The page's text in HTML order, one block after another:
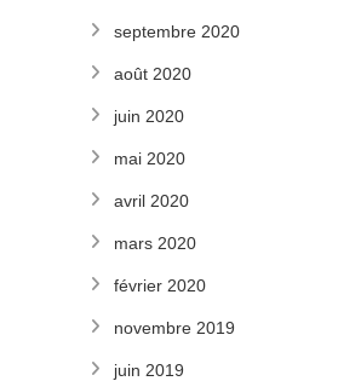
septembre 2020
août 2020
juin 2020
mai 2020
avril 2020
mars 2020
février 2020
novembre 2019
juin 2019